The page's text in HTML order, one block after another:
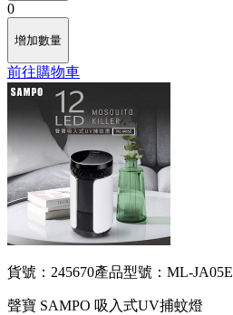
0
增加數量
前往購物車
貨號：245670產品型號：ML-JA05E
聲寶 SAMPO 吸入式UV捕蚊燈